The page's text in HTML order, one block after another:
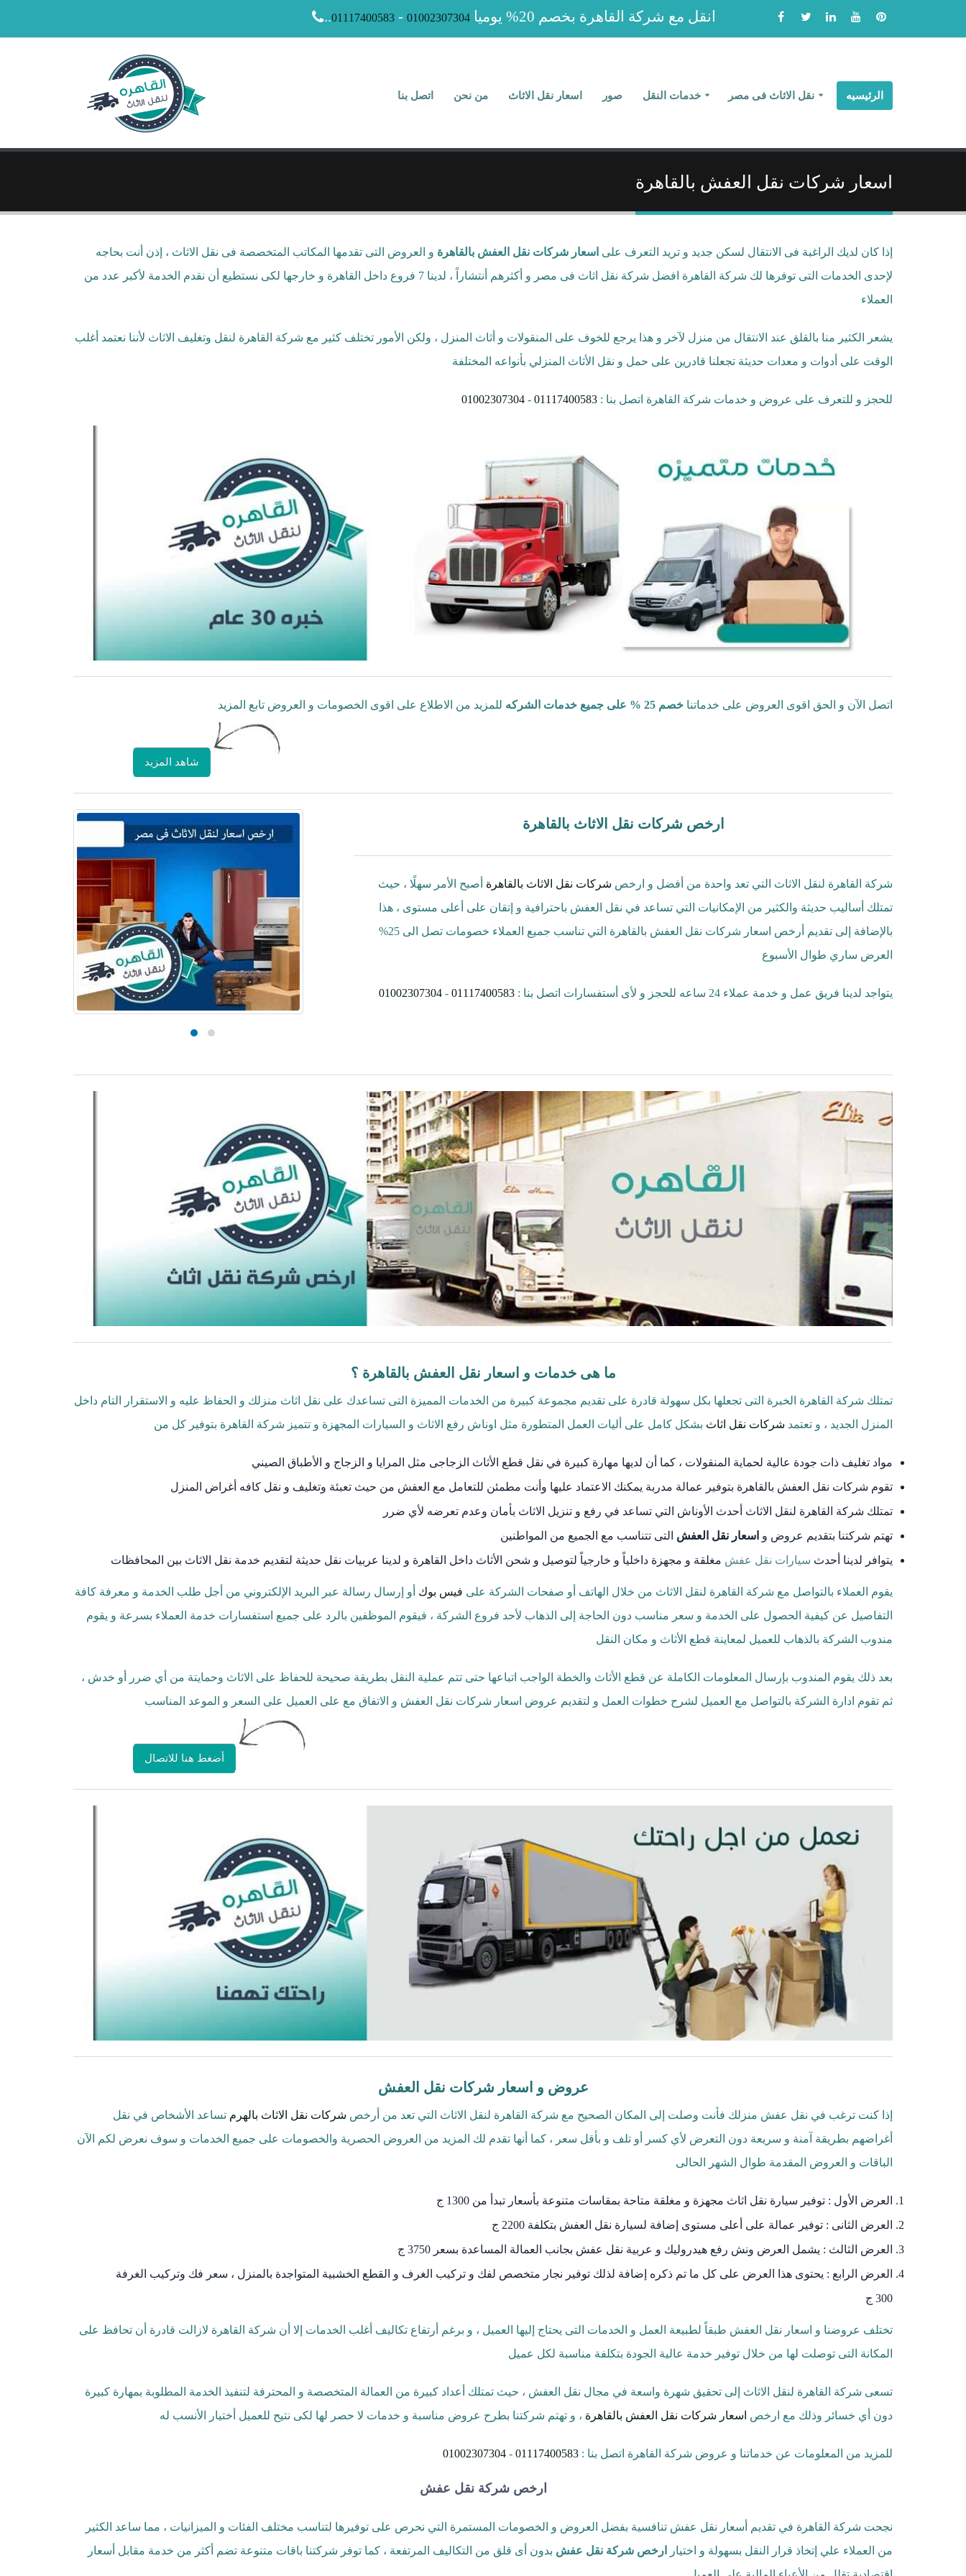
انقل مع شركة القاهرة بخصم 20% يوميا ..01117400583 - 01002307304
الرئيسيه نقل الاثاث فى مصر خدمات النقل صور اسعار نقل الاثاث من نحن اتصل بنا
اسعار شركات نقل العفش بالقاهرة
إذا كان لديك الراغبة فى الانتقال لسكن جديد و تريد التعرف على اسعار شركات نقل العفش بالقاهرة و العروض التى تقدمها المكاتب المتخصصة فى نقل الاثاث ، إذن أنت بحاجه
لإحدى الخدمات التى توفرها لك شركة القاهرة افضل شركة نقل اثاث فى مصر و أكثرهم أنتشاراً ، لدينا 7 فروع داخل القاهرة و خارجها لكى نستطيع أن نقدم الخدمة لأكبر عدد من
العملاء
يشعر الكثير منا بالقلق عند الانتقال من منزل لآخر و هذا يرجع للخوف على المنقولات و أثاث المنزل ، ولكن الأمور تختلف كثير مع شركة القاهرة لنقل وتغليف الاثاث لأننا نعتمد أغلب
الوقت على أدوات و معدات حديثة تجعلنا قادرين على حمل و نقل الأثاث المنزلي بأنواعه المختلفة
للحجز و للتعرف على عروض و خدمات شركة القاهرة اتصل بنا : 01117400583
-
01002307304
اتصل الآن و الحق اقوى العروض على خدماتنا خصم 25 % على جميع خدمات الشركه للمزيد من الاطلاع على اقوى الخصومات و العروض تابع المزيد
شاهد المزيد
ارخص شركات نقل الاثاث بالقاهرة
شركة القاهرة لنقل الاثاث التي تعد واحدة من أفضل و ارخص شركات نقل الاثاث بالقاهرة أصبح الأمر سهلًا ، حيث
تمتلك أساليب حديثة والكثير من الإمكانيات التي تساعد في نقل العفش باحترافية و إتقان على أعلى مستوى ، هذا
بالإضافة إلى تقديم أرخص اسعار شركات نقل العفش بالقاهرة التي تناسب جميع العملاء خصومات تصل الى 25%
العرض ساري طوال الأسبوع
يتواجد لدينا فريق عمل و خدمة عملاء 24 ساعه للحجز و لأى أستفسارات اتصل بنا : 01117400583
-
01002307304
ما هى خدمات و اسعار نقل العفش بالقاهرة ؟
تمتلك شركة القاهرة الخبرة التى تجعلها بكل سهولة قادرة على تقديم مجموعة كبيرة من الخدمات المميزة التى تساعدك على نقل اثاث منزلك و الحفاظ عليه و الاستقرار التام داخل
المنزل الجديد ، و تعتمد شركات نقل اثاث بشكل كامل على أليات العمل المتطورة مثل اوناش رفع الاثاث و السيارات المجهزة و تتميز شركة القاهرة بتوفير كل من
مواد تغليف ذات جودة عالية لحماية المنقولات ، كما أن لديها مهارة كبيرة في نقل قطع الأثاث الزجاجى مثل المرايا و الزجاج و الأطباق الصيني
تقوم شركات نقل العفش بالقاهرة بتوفير عمالة مدربة يمكنك الاعتماد عليها وأنت مطمئن للتعامل مع العفش من حيث تعبئة وتغليف و نقل كافه أغراض المنزل
تمتلك شركة القاهرة لنقل الاثاث أحدث الأوناش التي تساعد في رفع و تنزيل الاثاث بأمان وعدم تعرضه لأي ضرر
تهتم شركتنا بتقديم عروض و اسعار نقل العفش التى تتناسب مع الجميع من المواطنين
يتوافر لدينا أحدث سيارات نقل عفش مغلقة و مجهزة داخلياً و خارجياً لتوصيل و شحن الأثاث داخل القاهرة و لدينا عربيات نقل حديثة لتقديم خدمة نقل الاثاث بين المحافظات
يقوم العملاء بالتواصل مع شركة القاهرة لنقل الاثاث من خلال الهاتف أو صفحات الشركة على فيس بوك أو إرسال رسالة عبر البريد الإلكتروني من أجل طلب الخدمة و معرفة كافة
التفاصيل عن كيفية الحصول على الخدمة و سعر مناسب دون الحاجة إلى الذهاب لأحد فروع الشركة ، فيقوم الموظفين بالرد على جميع استفسارات خدمة العملاء بسرعة و يقوم
مندوب الشركة بالذهاب للعميل لمعاينة قطع الأثاث و مكان النقل
بعد ذلك يقوم المندوب بإرسال المعلومات الكاملة عن قطع الأثاث والخطة الواجب اتباعها حتى تتم عملية النقل بطريقة صحيحة للحفاظ على الاثاث وحمايتة من أي ضرر أو خدش ،
ثم تقوم ادارة الشركة بالتواصل مع العميل لشرح خطوات العمل و لتقديم عروض اسعار شركات نقل العفش و الاتفاق مع على العميل على السعر و الموعد المناسب
أضغط هنا للاتصال
عروض و اسعار شركات نقل العفش
إذا كنت ترغب في نقل عفش منزلك فأنت وصلت إلى المكان الصحيح مع شركة القاهرة لنقل الاثاث التي تعد من أرخص شركات نقل الاثاث بالهرم تساعد الأشخاص في نقل
أغراضهم بطريقة آمنة و سريعة دون التعرض لأي كسر أو تلف و بأقل سعر ، كما أنها تقدم لك المزيد من العروض الحصرية والخصومات على جميع الخدمات و سوف نعرض لكم الآن
الباقات و العروض المقدمة طوال الشهر الحالى
العرض الأول : توفير سيارة نقل اثاث مجهزة و مغلقة متاحة بمقاسات متنوعة بأسعار تبدأ من 1300 ج
العرض الثانى : توفير عمالة على أعلى مستوى إضافة لسيارة نقل العفش بتكلفة 2200 ج
العرض الثالث : يشمل العرض ونش رفع هيدروليك و عربية نقل عفش بجانب العمالة المساعدة بسعر 3750 ج
العرض الرابع : يحتوى هذا العرض على كل ما تم ذكره إضافة لذلك توفير نجار متخصص لفك و تركيب الغرف و القطع الخشبية المتواجدة بالمنزل ، سعر فك وتركيب الغرفة
300 ج
تختلف عروضنا و اسعار نقل العفش طبقاً لطبيعة العمل و الخدمات التى يحتاج إليها العميل ، و برغم أرتفاع تكاليف أغلب الخدمات إلا أن شركة القاهرة لازالت قادرة أن تحافظ على
المكانة التى توصلت لها من خلال توفير خدمة عالية الجودة بتكلفة مناسبة لكل عميل
تسعى شركة القاهرة لنقل الاثاث إلى تحقيق شهرة واسعة في مجال نقل العفش ، حيث تمتلك أعداد كبيرة من العمالة المتخصصة و المحترفة لتنفيذ الخدمة المطلوبة بمهارة كبيرة
دون أي خسائر وذلك مع ارخص اسعار شركات نقل العفش بالقاهرة ، و تهتم شركتنا بطرح عروض مناسبة و خدمات لا حصر لها لكى نتيح للعميل أختيار الأنسب له
للمزيد من المعلومات عن خدماتنا و عروض شركة القاهرة اتصل بنا : 01117400583
-
01002307304
ارخص شركة نقل عفش
نجحت شركة القاهرة في تقديم أسعار نقل عفش تنافسية بفضل العروض و الخصومات المستمرة التي نحرص على توفيرها لتناسب مختلف الفئات و الميزانيات ، مما ساعد الكثير
من العملاء علي إتخاذ قرار النقل بسهولة و اختيار
ارخص شركة نقل عفش بدون أى قلق من التكاليف المرتفعة ، كما توفر شركتنا باقات متنوعة تضم أكثر من خدمة مقابل أسعار